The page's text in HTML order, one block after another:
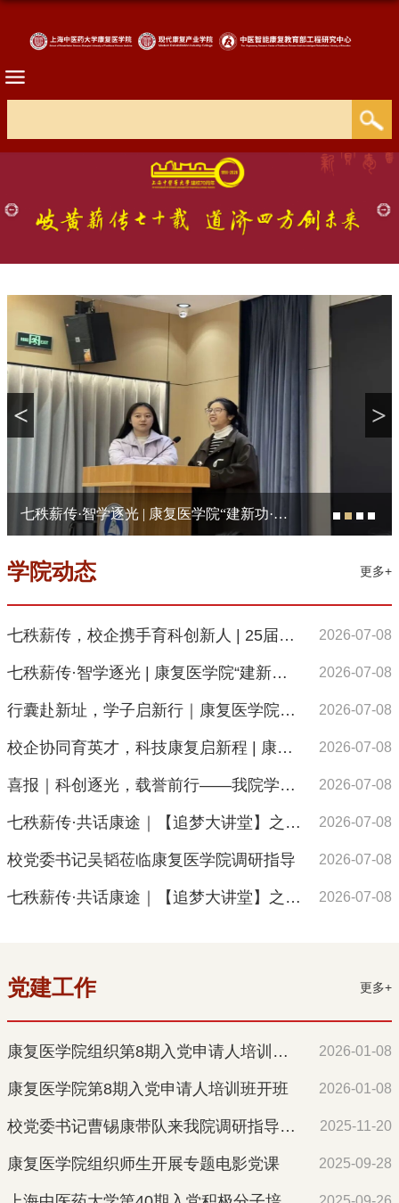
七秩薪传·智学逐光 | 康复医学院“建新功·向未来”朋辈成长营2026年第二期活动顺利举办
< >
学院动态 更多+
七秩薪传，校企携手育科创新人 | 25届《康复科创实践（一）》期末汇报圆满完成 2026-07-08
七秩薪传·智学逐光 | 康复医学院“建新功·向未来”朋辈成长营2026年第二期活动顺利举办 2026-07-08
行囊赴新址，学子启新行｜康复医学院2024级同学顺利入驻惠南校区 2026-07-08
校企协同育英才，科技康复启新程 | 康复医学院学子赴卓道医疗开展企业研学实践 2026-07-08
喜报｜科创逐光，载誉前行——我院学子斩获第十五届“挑战杯”一、二等奖 2026-07-08
七秩薪传·共话康途｜【追梦大讲堂】之校友专场系列活动第四期 2026-07-08
校党委书记吴韬莅临康复医学院调研指导 2026-07-08
七秩薪传·共话康途｜【追梦大讲堂】之校友专场系列活动第三期 2026-07-08
党建工作 更多+
康复医学院组织第8期入党申请人培训班参观中共二大纪念馆 2026-01-08
康复医学院第8期入党申请人培训班开班 2026-01-08
校党委书记曹锡康带队来我院调研指导工作 2025-11-20
康复医学院组织师生开展专题电影党课 2025-09-28